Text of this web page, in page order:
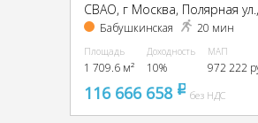
CВАО, г Москва, Полярная
Бабушкинская 20 мин
Площадь
1 709.6 м²
Доходность
10%
МАП
972 222
116 666 658 pуббез НДС